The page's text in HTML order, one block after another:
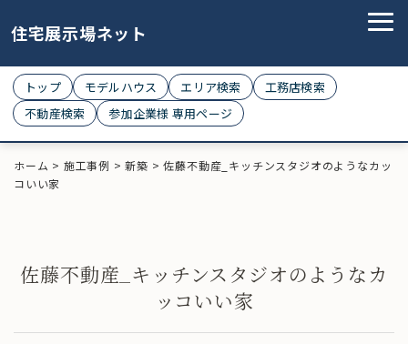
住宅展示場ネット
トップ モデルハウス エリア検索
工務店検索
不動産検索
参加企業様 専用ページ
ホーム > 施工事例 >新築 >佐藤不動産_キッチンスタジオのようなカッ
コいい家
佐藤不動産_キッチンスタジオのようなカ
ッコいい家